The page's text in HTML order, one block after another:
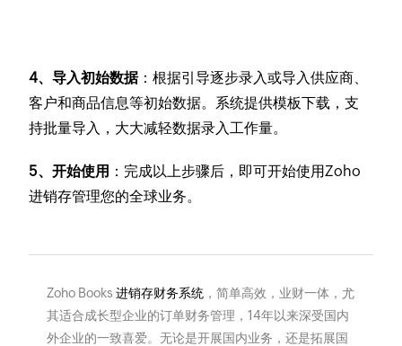
4、导入初始数据：根据引导逐步录入或导入供应商、
客户和商品信息等初始数据。系统提供模板下载，支
持批量导入，大大减轻数据录入工作量。
5、开始使用 ：完成以上步骤后，即可开始使用Zoho
进销存管理您的全球业务。
Zoho Books 进销存财务系统，简单高效，业财一体，尤
其适合成长型企业的订单财务管理，14年以来深受国内
外企业的一致喜爱。无论是开展国内业务，还是拓展国